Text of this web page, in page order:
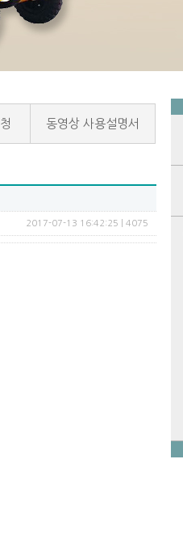
동영상 사용설명서
2017-07-13 16:42:25 | 4075